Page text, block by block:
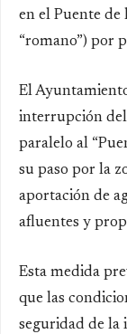
en el Puente de
“romano”) por
El
interrupción del
paralelo al
su paso por la
aportación de
afluentes y
Esta medida
que las
seguridad de la